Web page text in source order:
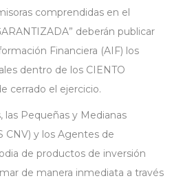
comprendidas en el
deberán publicar
Financiera (AIF) los
dentro de los CIENTO
cerrado el ejercicio.
las Pequeñas y Medianas
CNV) y los Agentes de
de productos de inversión
de manera inmediata a través